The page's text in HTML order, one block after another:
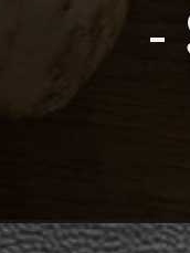
-